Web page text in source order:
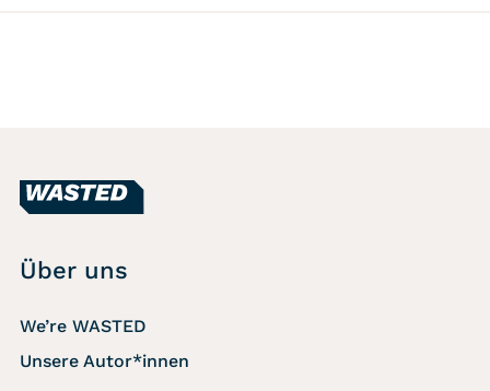
Über uns
We’re WASTED
Unsere Autor*innen